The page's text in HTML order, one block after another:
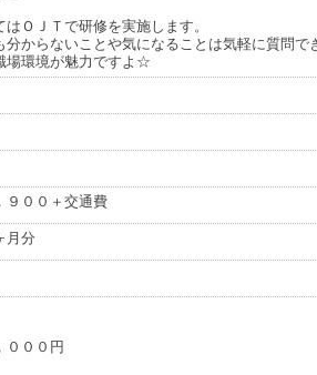
ＯＪＴで研修を実施します。
からないことや気になることは気軽に質問で
場環境が魅力ですよ☆
９００＋交通費
月分
０００円